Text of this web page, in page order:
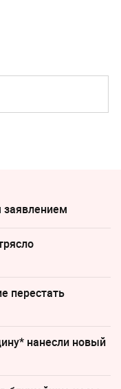
перестать
нанесли новый